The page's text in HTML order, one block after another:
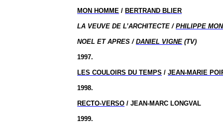
MON HOMME / BERTRAND BLIER
LA VEUVE DE L’ARCHITECTE /PHILIPPE
NOEL ET APRES /DANIEL VIGNE (TV)
1997.
LES COULOIRS DU TEMPS /JEAN-MARIE
1998.
RECTO-VERSO / JEAN-MARC LONGVAL
1999.